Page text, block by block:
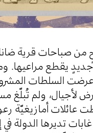
من صباحات قرية
يقطع مراعيها.
عرضت السلطات
لأجيال، ولم تُبلّغ
عائلات أمازيغيّة
تديرها الدولة